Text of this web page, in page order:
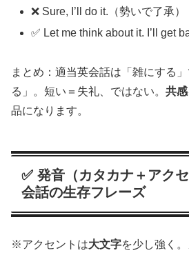
❌ Sure, I’ll do it.（勢いで了承）
✅ Let me think about it. I’ll get
まとめ：適当英会話は「雑にする
る」。短い＝失礼、ではない。 共
品になります。
✅ 発音（カタカナ＋アク
会話の生存フレーズ
※アクセントは大文字を少し強く